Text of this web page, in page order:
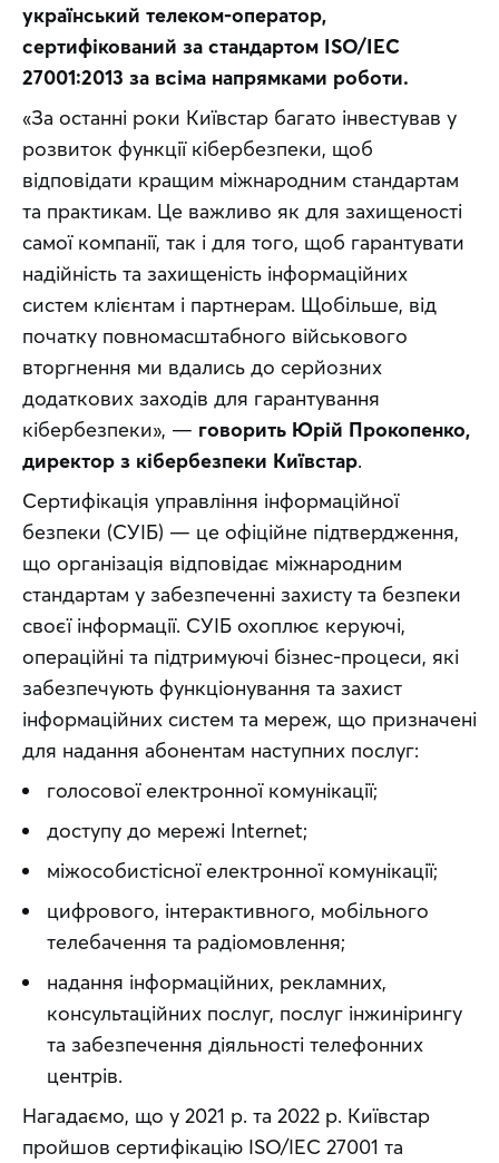
український телеком-оператор,
сертифікований за стандартом ISO/IEC
27001:2013 за всіма напрямками роботи.
«За останні роки Київстар багато інвестував у
розвиток функції кібербезпеки, щоб
відповідати кращим міжнародним стандартам
та практикам. Це важливо як для захищеності
самої компанії, так і для того, щоб гарантувати
надійність та захищеність інформаційних
систем клієнтам і партнерам. Щобільше, від
початку повномасштабного військового
вторгнення ми вдались до серйозних
додаткових заходів для гарантування
кібербезпеки», — говорить Юрій Прокопенко,
директор з кібербезпеки Київстар.
Сертифікація управління інформаційної
безпеки (СУІБ) — це офіційне підтвердження,
що організація відповідає міжнародним
стандартам у забезпеченні захисту та безпеки
своєї інформації. СУІБ охоплює керуючі,
операційні та підтримуючі бізнес-процеси, які
забезпечують функціонування та захист
інформаційних систем та мереж, що призначені
для надання абонентам наступних послуг:
голосової електронної комунікації;
доступу до мережі Internet;
міжособистісної електронної комунікації;
цифрового, інтерактивного, мобільного
телебачення та радіомовлення;
надання інформаційних, рекламних,
консультаційних послуг, послуг інжинірингу
та забезпечення діяльності телефонних
центрів.
Нагадаємо, що у 2021 р. та 2022 р. Київстар
пройшов сертифікацію ISO/IEC 27001 та